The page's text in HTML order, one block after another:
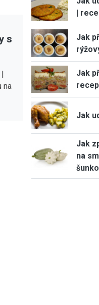
s
na
|
Jak
Jak
Jak
Jak
na